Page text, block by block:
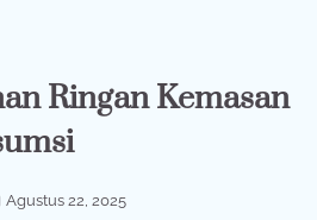
Ringan Kemasan
Agustus 22, 2025